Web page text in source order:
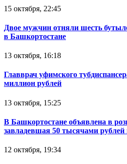
15 октября, 22:45
Двое мужчин отняли шесть
в Башкортостане
13 октября, 16:18
Главврач уфимского
миллион рублей
13 октября, 15:25
В Башкортостане объявлена в
завладевшая 50 тысячами рублей
12 октября, 19:34